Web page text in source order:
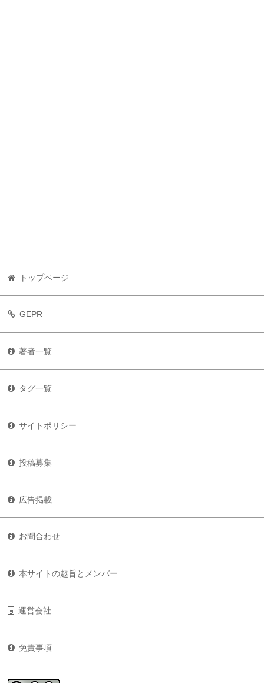
トップページ
GEPR
著者一覧
タグ一覧
サイトポリシー
投稿募集
広告掲載
お問合わせ
本サイトの趣旨とメンバー
運営会社
免責事項